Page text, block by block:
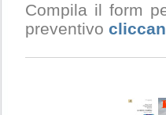
Compila il form
preventivo